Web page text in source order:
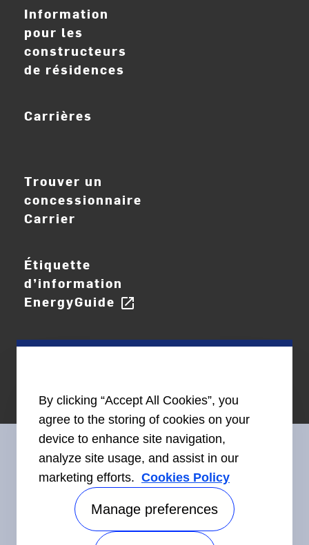
Information
pour les
constructeurs
de résidences
Carrières
Trouver un
concessionnaire
Carrier
Étiquette
d’information
EnergyGuide open_in_new
Restez en contact avec nous
By clicking “Accept All Cookies”, you
agree to the storing of cookies on your
device to enhance site navigation,
analyze site usage, and assist in our
marketing efforts. Cookies Policy
Manage preferences